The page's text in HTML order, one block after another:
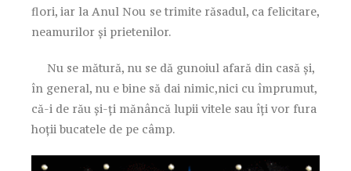
flori, iar la Anul Nou se trimite răsadul, ca felicitare,
neamurilor și prietenilor.
Nu se mătură, nu se dă gunoiul afară din casă și,
în general, nu e bine să dai nimic,nici cu împrumut,
că-i de rău și-ți mănâncă lupii vitele sau îți vor fura
hoții bucatele de pe câmp.